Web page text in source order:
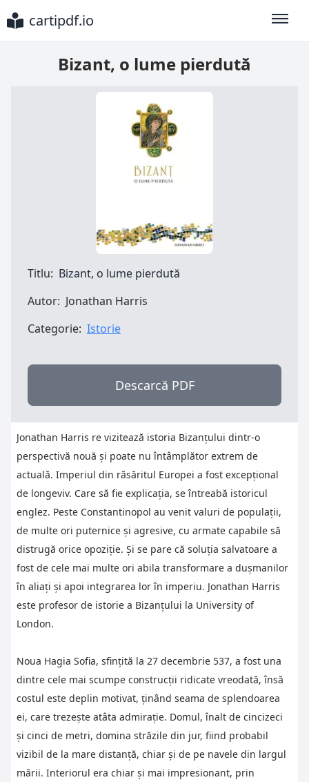
cartipdf.io
Bizant, o lume pierdută
Titlu: Bizant, o lume pierdută
Autor: Jonathan Harris
Categorie: Istorie
Descarcă PDF
Jonathan Harris re vizitează istoria Bizanţului dintr-o
perspectivă nouă şi poate nu întâmplător extrem de
actuală. Imperiul din răsăritul Europei a fost excepţional
de longeviv. Care să fie explicaţia, se întreabă istoricul
englez. Peste Constantinopol au venit valuri de populaţii,
de multe ori puternice şi agresive, cu armate capabile să
distrugă orice opoziţie. Şi se pare că soluţia salvatoare a
fost de cele mai multe ori abila transformare a duşmanilor
în aliaţi şi apoi integrarea lor în imperiu. Jonathan Harris
este profesor de istorie a Bizanţului la University of
London.
Noua Hagia Sofia, sfinţită la 27 decembrie 537, a fost una
dintre cele mai scumpe construcţii ridicate vreodată, însă
costul este deplin motivat, ţinând seama de splendoarea
ei, care trezeşte atâta admiraţie. Domul, înalt de cincizeci
şi cinci de metri, domina străzile din jur, fiind probabil
vizibil de la mare distanţă, chiar şi de pe navele din largul
mării. Interiorul era chiar şi mai impresionant, prin